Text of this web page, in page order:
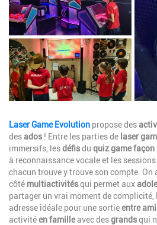
Description
Laser Game Evolution propose des
desados ! Entre les parties de laser
immersifs, lesdéfisdu quiz game façon
à reconnaissance vocale et les sessions
chacun trouve y trouve son compte.
côté multiactivitésqui permet aux
partager un vrai moment de complicité,
adresse idéale pour une sortieentre
activitéen familleavec desgrandsqui